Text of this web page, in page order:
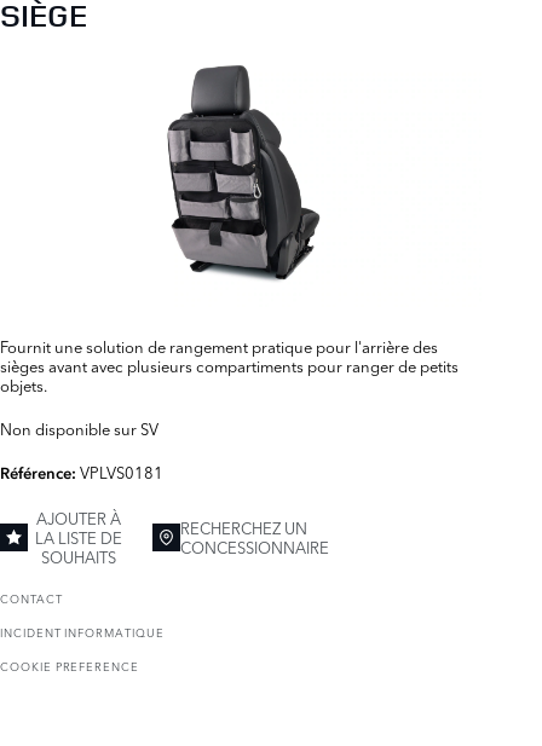
SIÈGE
Fournit une solution de rangement pratique pour l'arrière des
sièges avant avec plusieurs compartiments pour ranger de petits
objets.
Non disponible sur SV
Référence: VPLVS0181
AJOUTER À
LA LISTE DE
SOUHAITS
RECHERCHEZ UN
CONCESSIONNAIRE
CONTACT
INCIDENT INFORMATIQUE
COOKIE PREFERENCE